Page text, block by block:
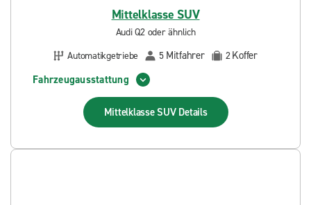
Mittelklasse SUV
Audi Q2 oder ähnlich
Automatikgetriebe
5 Mitfahrer 2Koffer
Fahrzeugausstattung
Mittelklasse SUV Details